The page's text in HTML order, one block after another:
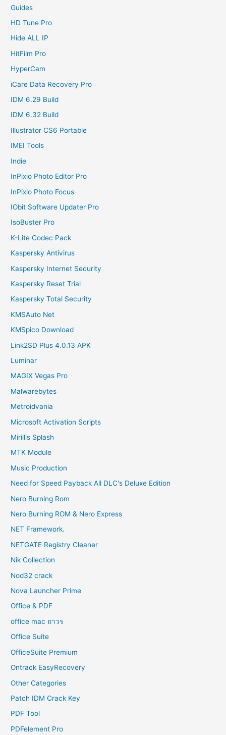
Guides
HD Tune Pro
Hide ALL IP
HitFilm Pro
HyperCam
iCare Data Recovery Pro
IDM 6.29 Build
IDM 6.32 Build
Illustrator CS6 Portable
IMEI Tools
Indie
InPixio Photo Editor Pro
InPixio Photo Focus
IObit Software Updater Pro
IsoBuster Pro
K-Lite Codec Pack
Kaspersky Antivirus
Kaspersky Internet Security
Kaspersky Reset Trial
Kaspersky Total Security
KMSAuto Net
KMSpico Download
Link2SD Plus 4.0.13 APK
Luminar
MAGIX Vegas Pro
Malwarebytes
Metroidvania
Microsoft Activation Scripts
Mirillis Splash
MTK Module
Music Production
Need for Speed Payback All DLC's Deluxe Edition
Nero Burning Rom
Nero Burning ROM & Nero Express
NET Framework.
NETGATE Registry Cleaner
Nik Collection
Nod32 crack
Nova Launcher Prime
Office & PDF
office mac ถาวร
Office Suite
OfficeSuite Premium
Ontrack EasyRecovery
Other Categories
Patch IDM Crack Key
PDF Tool
PDFelement Pro